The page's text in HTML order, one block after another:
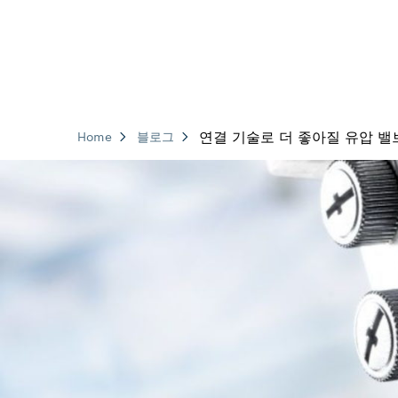
Home 블로그 연결 기술로 더 좋아질 유압 밸